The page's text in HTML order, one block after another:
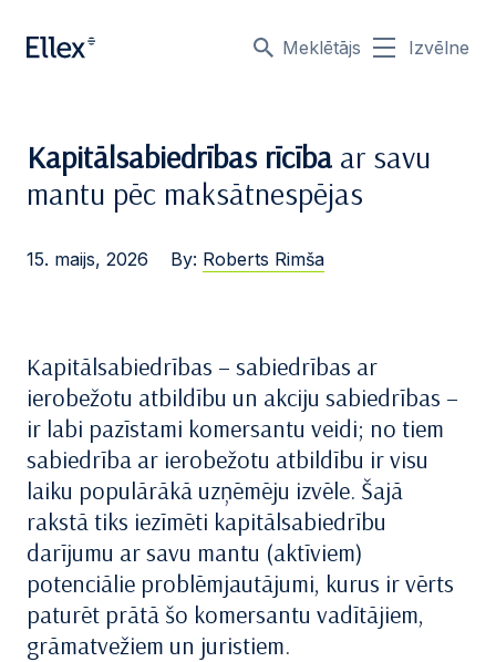
Meklētājs Izvēlne
Kapitālsabiedrības rīcība ar savu
mantu pēc maksātnespējas
15. maijs, 2026 By: Roberts Rimša
Kapitālsabiedrības – sabiedrības ar
ierobežotu atbildību un akciju sabiedrības –
ir labi pazīstami komersantu veidi; no tiem
sabiedrība ar ierobežotu atbildību ir visu
laiku populārākā uzņēmēju izvēle. Šajā
rakstā tiks iezīmēti kapitālsabiedrību
darījumu ar savu mantu (aktīviem)
potenciālie problēmjautājumi, kurus ir vērts
paturēt prātā šo komersantu vadītājiem,
grāmatvežiem un juristiem.